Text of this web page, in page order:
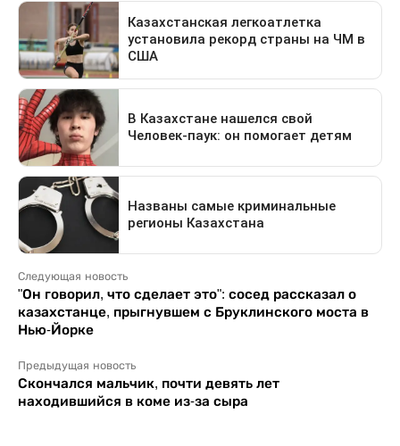
Следующая новость
"Он говорил, что сделает это": сосед рассказал о
казахстанце, прыгнувшем с Бруклинского моста в
Нью-Йорке
Предыдущая новость
Скончался мальчик, почти девять лет
находившийся в коме из-за сыра